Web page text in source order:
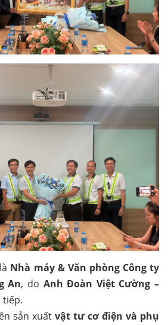
Nhà máy & Văn phòng Công ty
An, do Anh Đoàn Việt Cường –
tiếp.
sản xuất vật tư cơ điện và phụ